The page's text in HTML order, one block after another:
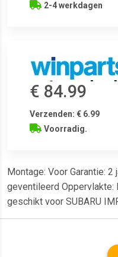
2-4 werkdagen
€ 84.99
Verzenden: € 6.99
Voorradig.
Montage: Voor Garantie:
geventileerd Oppervlakte:
geschikt voor SUBARU